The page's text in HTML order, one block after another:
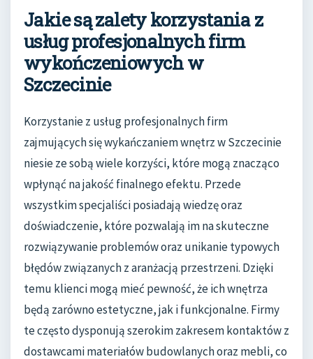
Jakie są zalety korzystania z
usług profesjonalnych firm
wykończeniowych w
Szczecinie
Korzystanie z usług profesjonalnych firm
zajmujących się wykańczaniem wnętrz w Szczecinie
niesie ze sobą wiele korzyści, które mogą znacząco
wpłynąć na jakość finalnego efektu. Przede
wszystkim specjaliści posiadają wiedzę oraz
doświadczenie, które pozwalają im na skuteczne
rozwiązywanie problemów oraz unikanie typowych
błędów związanych z aranżacją przestrzeni. Dzięki
temu klienci mogą mieć pewność, że ich wnętrza
będą zarówno estetyczne, jak i funkcjonalne. Firmy
te często dysponują szerokim zakresem kontaktów z
dostawcami materiałów budowlanych oraz mebli, co